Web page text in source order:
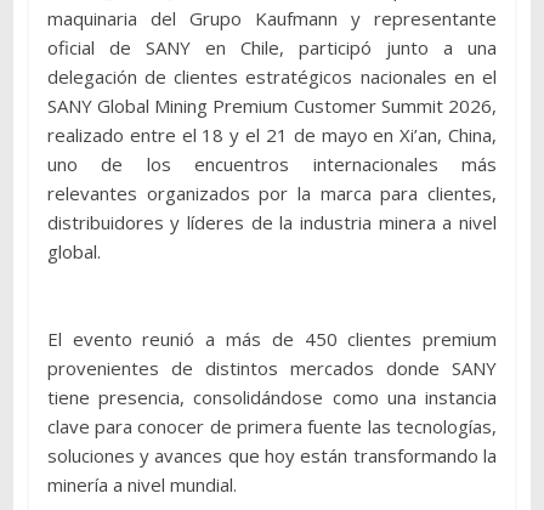
maquinaria del Grupo Kaufmann y representante
oficial de SANY en Chile, participó junto a una
delegación de clientes estratégicos nacionales en el
SANY Global Mining Premium Customer Summit 2026,
realizado entre el 18 y el 21 de mayo en Xi’an, China,
uno de los encuentros internacionales más
relevantes organizados por la marca para clientes,
distribuidores y líderes de la industria minera a nivel
global.
El evento reunió a más de 450 clientes premium
provenientes de distintos mercados donde SANY
tiene presencia, consolidándose como una instancia
clave para conocer de primera fuente las tecnologías,
soluciones y avances que hoy están transformando la
minería a nivel mundial.